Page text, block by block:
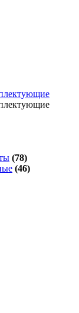
(78)
(46)